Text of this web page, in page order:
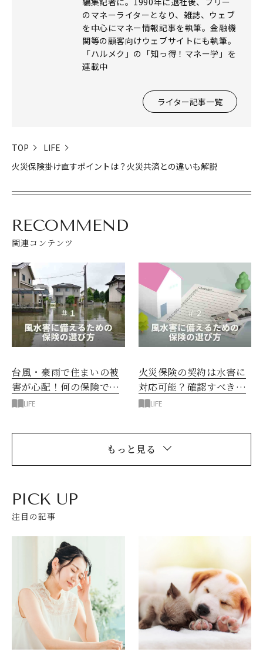
のマネーライターとなり、雑誌、ウェブ
を中心にマネー情報記事を執筆。金融機
関等の顧客向けウェブサイトにも執筆。
「ハルメク」の「知っ得！マネー学」を
連載中
ライター記事一覧
TOP
LIFE
火災保険掛け直すポイントは？火災共済との違いも解説
RECOMMEND
関連コンテンツ
台風・豪雨で住まいの被
害が心配！何の保険で備
える？
LIFE
火災保険の契約は水害に
対応可能？確認すべきポ
イント
LIFE
もっと見る
PICK UP
注目の記事
閉じる